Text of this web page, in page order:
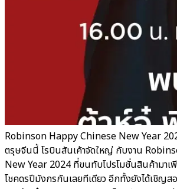
Robinson Happy Chinese New Year
ตรุษจีนนี้ โรบินสันเค้าจัดใหญ่ กับงาน
New Year 2024 ที่ขนทับโปรโมชั่นสินค้ามา
โชคดรปีมังกรกันเลยทีเดียว อีกทั้งยังได้เชิญ